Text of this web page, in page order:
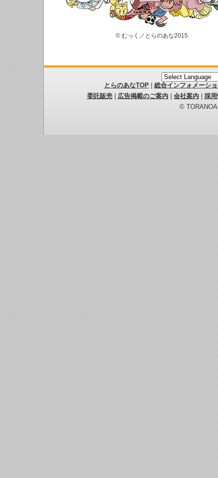
© むっく／とらのあな2015
とらのあなTOP
総合インフォメーシ
委託販売| 広告掲載のご案内| 会社案内| 採
©